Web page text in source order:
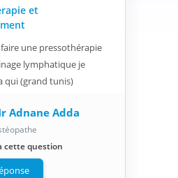
et
faire une pressothérapie
lymphatique je
qui (grand tunis)
Adnane Adda
cette question